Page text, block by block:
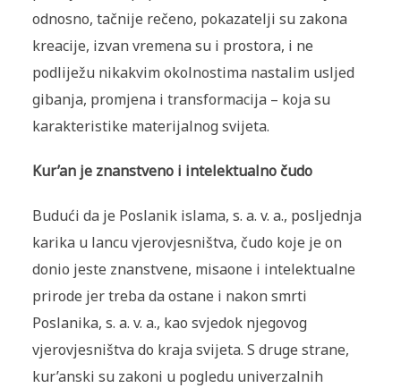
odnosno, tačnije rečeno, pokazatelji su zakona
kreacije, izvan vremena su i prostora, i ne
podliježu nikakvim okolnostima nastalim usljed
gibanja, promjena i transformacija – koja su
karakteristike materijalnog svijeta.
Kur’an je znanstveno i intelektualno čudo
Budući da je Poslanik islama, s. a. v. a., posljednja
karika u lancu vjerovjesništva, čudo koje je on
donio jeste znanstvene, misaone i intelektualne
prirode jer treba da ostane i nakon smrti
Poslanika, s. a. v. a., kao svjedok njegovog
vjerovjesništva do kraja svijeta. S druge strane,
kur’anski su zakoni u pogledu univerzalnih